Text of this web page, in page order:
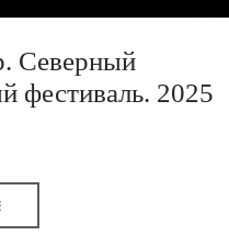
Северный
фестиваль. 2025